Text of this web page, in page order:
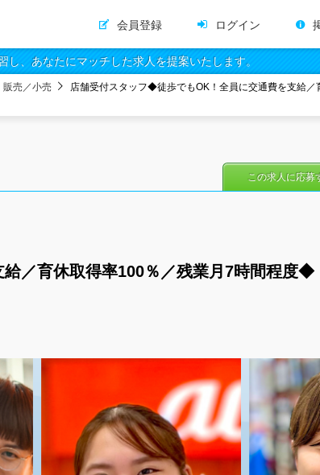
会員登録 ログイン
、あなたにマッチした求人を提案いたします。
販売／小売
店舗受付スタッフ◆徒歩でもOK！全員に交通費を支給
／育休取得率100％／残業月7時間程度◆
この求人に応募